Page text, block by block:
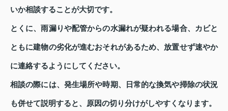
いか相談することが大切です。
とくに、雨漏りや配管からの水漏れが疑われる場合、カビと
ともに建物の劣化が進むおそれがあるため、放置せず速やか
に連絡するようにしてください。
相談の際には、発生場所や時期、日常的な換気や掃除の状況
も併せて説明すると、原因の切り分けがしやすくなります。